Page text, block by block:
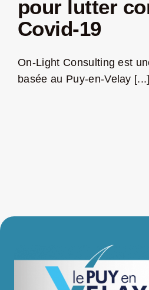
LA ROUTE DES
NOUS CONTACTER
Nouveau Magazine EnVelay
Jeu concours – Gagnez votre
pour lutter
Covid-19
On-Light Consulting est
basée au Puy-en-Velay [...]